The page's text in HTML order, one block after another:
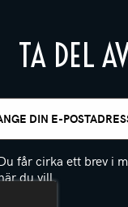
TA DEL
får cirka ett brev i
du vill.